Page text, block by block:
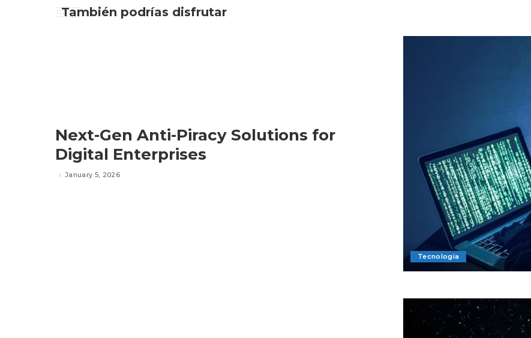
También podrías disfrutar
Tecnología
Next-Gen Anti-Piracy Solutions for
Digital Enterprises
January 5, 2026